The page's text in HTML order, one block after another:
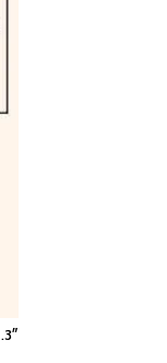
"1.3 דולר לארוחה". מתוך המסמך